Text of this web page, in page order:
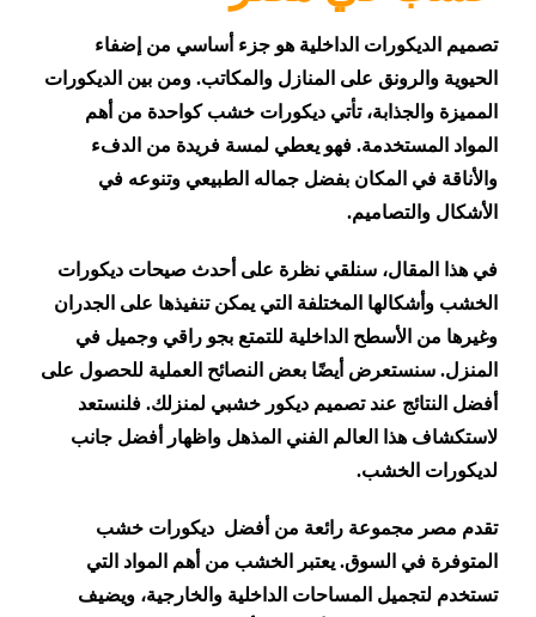
تصميم الديكورات الداخلية هو جزء أساسي من إضفاء
الحيوية والرونق على المنازل والمكاتب. ومن بين الديكورات
المميزة والجذابة، تأتي ديكورات خشب كواحدة من أهم
المواد المستخدمة. فهو يعطي لمسة فريدة من الدفء
والأناقة في المكان بفضل جماله الطبيعي وتنوعه في
الأشكال والتصاميم.
في هذا المقال، سنلقي نظرة على أحدث صيحات ديكورات
الخشب وأشكالها المختلفة التي يمكن تنفيذها على الجدران
وغيرها من الأسطح الداخلية للتمتع بجو راقي وجميل في
المنزل. سنستعرض أيضًا بعض النصائح العملية للحصول على
أفضل النتائج عند تصميم ديكور خشبي لمنزلك. فلنستعد
لاستكشاف هذا العالم الفني المذهل واظهار أفضل جانب
لديكورات الخشب.
تقدم مصر مجموعة رائعة من أفضل ديكورات خشب
المتوفرة في السوق. يعتبر الخشب من أهم المواد التي
تستخدم لتجميل المساحات الداخلية والخارجية، ويضيف